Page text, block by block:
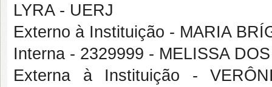
LYRA - UERJ
Externo à Instituição - MARIA
Interna - 2329999 - MELISSA
Externa à Instituição -